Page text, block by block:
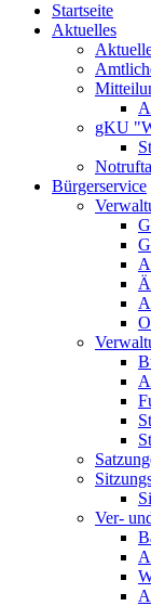
Startseite
Aktuelles
gKU
Bürgerservice
Ver-